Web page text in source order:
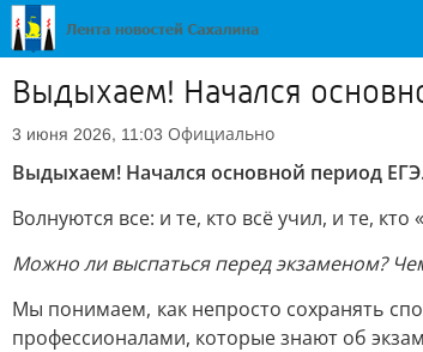
Выдыхаем! Начался
3 июня 2026, 11:03 Официально
Выдыхаем! Начался основной период
Волнуются все: и те, кто всё учил, и те,
Можно ли выспаться перед экзаменом?
Мы понимаем, как непросто сохранять
профессионалами, которые знают об